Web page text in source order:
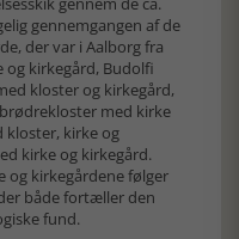
gennemgangen af de
der var i Aalborg fra
og kirkegård, Budolfi
kloster og kirkegård,
med kirke
kloster, kirke og
kirke og kirkegård.
og kirkegårdene følger
både fortæller den
fund.